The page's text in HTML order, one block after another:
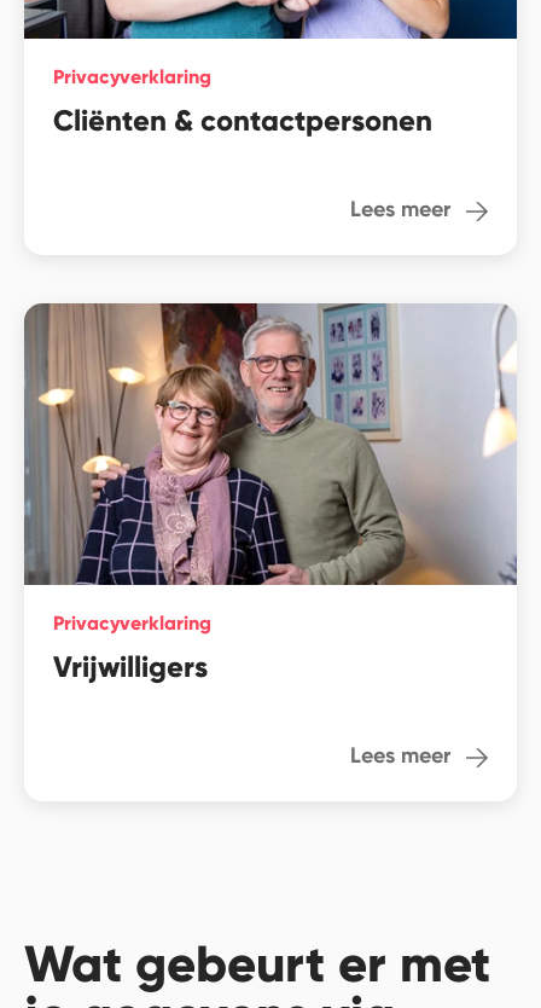
Privacyverklaring
Cliënten & contactpersonen
Lees meer
Privacyverklaring
Vrijwilligers
Lees meer
Wat gebeurt er met